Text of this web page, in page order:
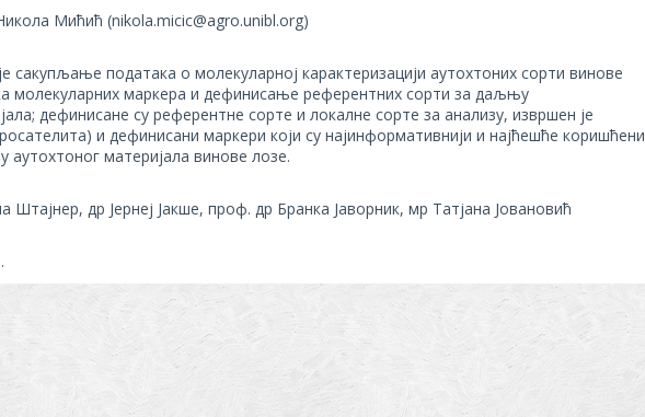
Мићић (nikola.micic@agro.unibl.org)
сакупљање података о молекуларној карактеризацији аутохтоних сорти винове
молекуларних маркера и дефинисање референтних сорти за даљњу
дефинисане су референтне сорте и локалне сорте за анализу, извршен је
и дефинисани маркери који су најинформативнији и најћешће коришћени
аутохтоног материјала винове лозе.
Штајнер, др Јернеј Јакше, проф. др Бранка Јаворник, мр Татјана Јовановић